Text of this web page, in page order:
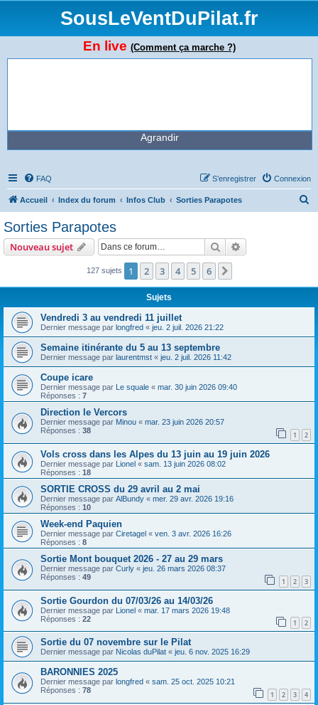
SousLeVentDuPilat.fr
En live (Comment ça marche ?)
Agrandir
FAQ Connexion
S’enregistrer
Accueil Index du forum Infos Club Sorties Parapotes
e
Sorties Parapotes
Nouveau sujet Rechercher
127 sujets 1 2 3 4 5 6
Sujets
Vendredi 3 au vendredi 11 juillet
Dernier message par longfred « jeu. 2 juil. 2026 21:22
Semaine itinérante du 5 au 13 septembre
Dernier message par laurentmst « jeu. 2 juil. 2026 11:42
Coupe icare
Dernier message par Le squale « mar. 30 juin 2026 09:40
Réponses : 7
Direction le Vercors
Dernier message par Minou « mar. 23 juin 2026 20:57
Réponses : 38 1 2
Vols cross dans les Alpes du 13 juin au 19 juin 2026
Dernier message par Lionel « sam. 13 juin 2026 08:02
Réponses : 18
SORTIE CROSS du 29 avril au 2 mai
Dernier message par AlBundy « mer. 29 avr. 2026 19:16
Réponses : 10
Week-end Paquien
Dernier message par Ciretagel « ven. 3 avr. 2026 16:26
Réponses : 8
Sortie Mont bouquet 2026 - 27 au 29 mars
Dernier message par Curly « jeu. 26 mars 2026 08:37
Réponses : 49 1 2 3
Sortie Gourdon du 07/03/26 au 14/03/26
Dernier message par Lionel « mar. 17 mars 2026 19:48
Réponses : 22 1 2
Sortie du 07 novembre sur le Pilat
Dernier message par Nicolas duPilat « jeu. 6 nov. 2025 16:29
BARONNIES 2025
Dernier message par longfred « sam. 25 oct. 2025 10:21
Réponses : 78 1 2 3 4